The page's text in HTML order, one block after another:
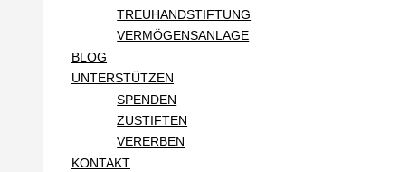
TREUHANDSTIFTUNG
VERMÖGENSANLAGE
BLOG
UNTERSTÜTZEN
SPENDEN
ZUSTIFTEN
VERERBEN
KONTAKT